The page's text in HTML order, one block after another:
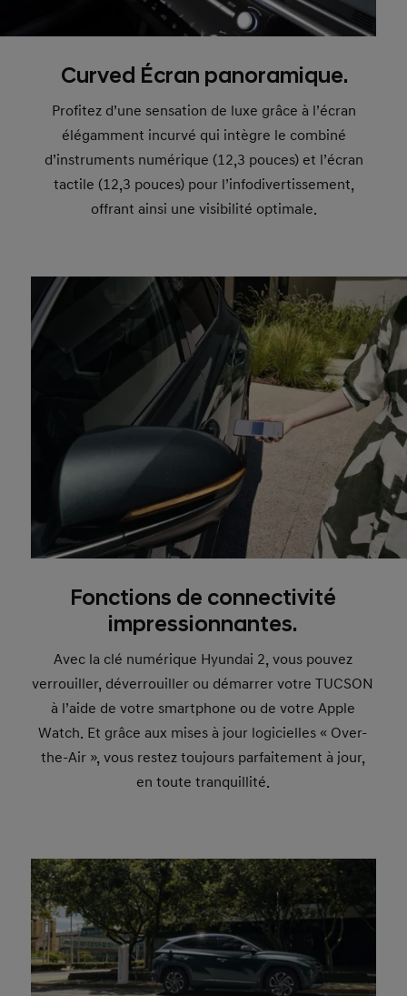
Curved Écran panoramique.
Profitez d’une sensation de luxe grâce à l’écran
élégamment incurvé qui intègre le combiné
d’instruments numérique (12,3 pouces) et l’écran
tactile (12,3 pouces) pour l’infodivertissement,
offrant ainsi une visibilité optimale.
Fonctions de connectivité
impressionnantes.
Avec la clé numérique Hyundai 2, vous pouvez
verrouiller, déverrouiller ou démarrer votre TUCSON
à l’aide de votre smartphone ou de votre Apple
Watch. Et grâce aux mises à jour logicielles « Over-
the-Air », vous restez toujours parfaitement à jour,
en toute tranquillité.